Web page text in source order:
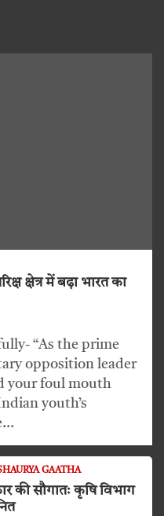
क्षेत्र में बढ़ा भारत का
“As the prime
opposition leader
your foul mouth
youth’s
GAATHA
की सौगातः कृषि विभाग